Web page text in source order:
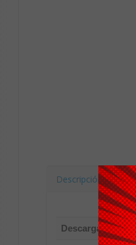
Descripción
Descargado: